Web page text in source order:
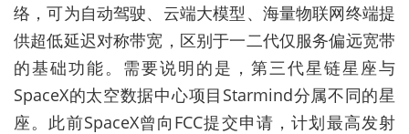
络，可为自动驾驶、云端大模型、海量物联网终端提
供超低延迟对称带宽，区别于一二代仅服务偏远宽带
的基础功能。需要说明的是，第三代星链星座与
SpaceX的太空数据中心项目Starmind分属不同的星
座。此前SpaceX曾向FCC提交申请，计划最高发射